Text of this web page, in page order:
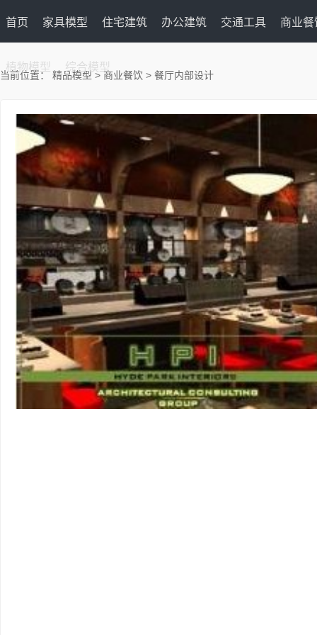
首页 家具模型 住宅建筑 办公建筑 交通工具 商业餐
植物模型 综合模型
当前位置：精品模型>商业餐饮 > 餐厅内部设计